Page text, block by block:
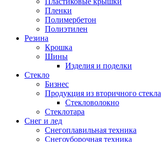
Пленки
Полимербетон
Полиэтилен
Резина
Крошка
Шины
Изделия и поделки
Стекло
Бизнес
Продукция из вторичного стекла
Стекловолокно
Стеклотара
Снег и лед
Снегоплавильная техника
Снегоуборочная техника